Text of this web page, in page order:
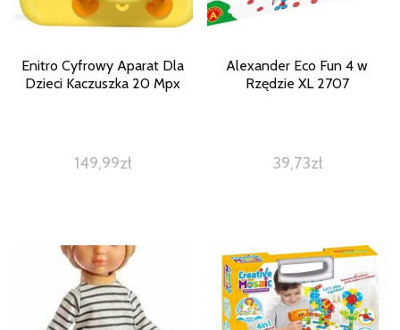
Enitro Cyfrowy Aparat Dla
Dzieci Kaczuszka 20 Mpx
149,99zł
Alexander Eco Fun 4 w
Rzędzie XL 2707
39,73zł